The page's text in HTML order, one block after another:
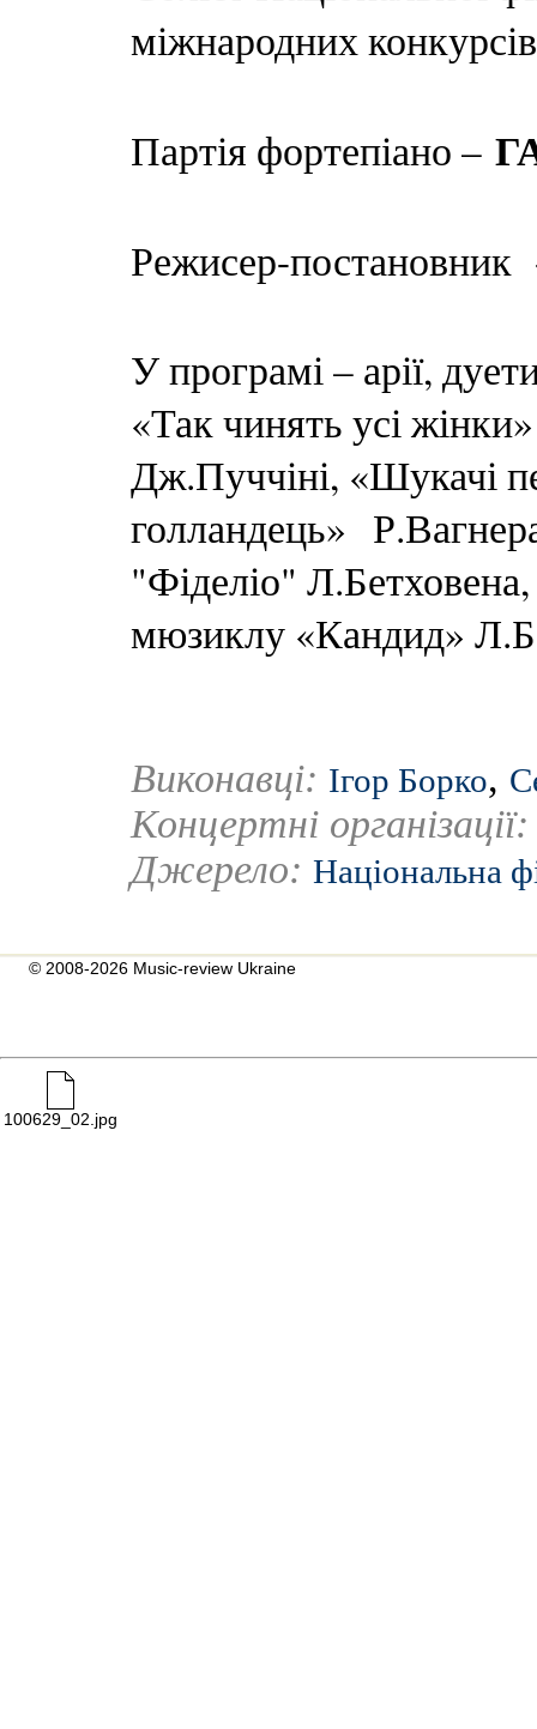
міжнародних конкурсів
Партія фортепіано –
Режисер-
У програмі – арії,
«Так чинять усі
Дж.Пуччіні, «Шукачі
голландець»
"Фіделіо"
мюзиклу «Кандид»
Виконавці: Ігор Борко,
Концертні
Джерело: Національна
© 2008-2026 Music-review Ukraine
100629_02.jpg